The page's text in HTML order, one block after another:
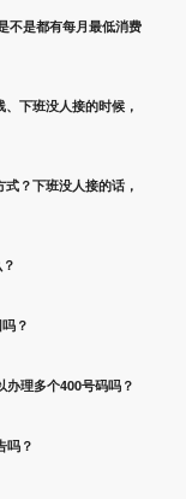
不是都有每月最低消费
下班没人接的时候，
？下班没人接的话，
？
理多个400号码吗？
吗？